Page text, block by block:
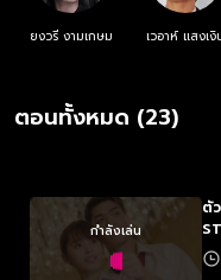
ยงวรี งามเกษม เวอาห์ แสงเงิ
ตอนทั้งหมด (23)
กำลังเล่น
ตั